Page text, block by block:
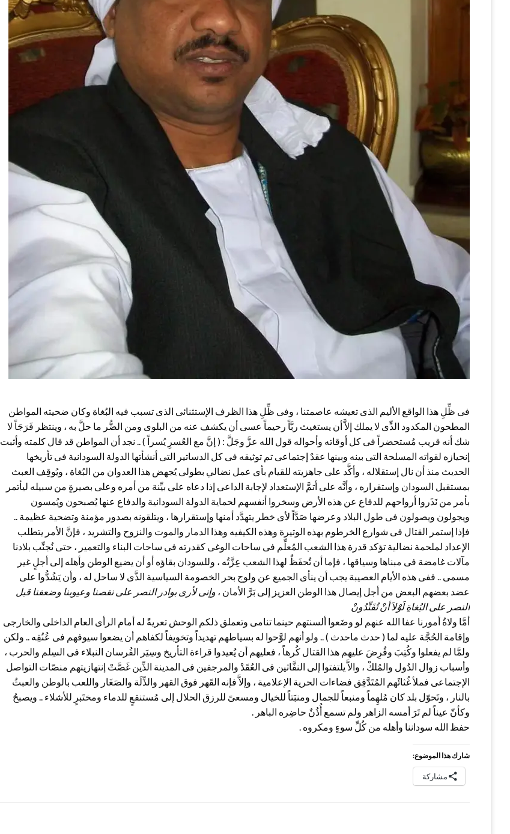
فى ظِّلِ هذا الواقع الأليم الذى تعيشه عاصمتنا ، وفى ظِّلِ هذا الظرف الإستثنائى الذى تسبب فيه البُغاة وكان ضحيته المواطن
المطحون المكدود الذِّى لا يملك إلاَّ أن يستغيث ربَّاً رحيماً عسى أن يكشف عنه من البلوى ومن الضُّر ما حلَّ به ، وينتظر فَرَجَاً لا
شك أنه قريب مُستحضراً فى كل أوقاته وأحواله قول الله عزَّ وجَلَّ : ( إنَّ مع العُسرِ يُسراً ) .. نجد أن المواطن قد قال كلمته وأثبت
إنحيازه لقواته المسلحة التى بينه وبينها عقدٌ إجتماعى تم توثيقه فى كل الدساتير التى أنشأتها الدولة السودانية فى تأريخها
الحديث منذ أن نال إستقلاله ، وأكَّد على جاهزيته للقيام بأى عمل نضالي بطولى يُجهض هذا العدوان من البُغاة ، ويُوقِف العبث
بمستقبل السودان وإستقراره ، وأنَّه على أتمَّ الإستعداد لإجابة الداعى إذا دعاه على بيِّنة من أمره وعلى بصيرةٍ من سبيله ليأتمر
بأمر من نَذَروا أرواحهم للدفاع عن هذه الأرض وسخروا أنفسهم لحماية الدولة السودانية والدفاع عنها يُصبحون ويُمسون
ويجولون ويصولون فى طول البلاد وعرضها صَدَّاً لأى خطر يتهدَّد أمنها وإستقرارها ، ويتلقونه بصدور مؤمنة وتضحية عظيمة ..
فإذا إستمر القتال فى شوارع الخرطوم بهذه الوتيرة وهذه الكيفيه وهذا الدمار والموت والنزوح والتشريد ، فإنَّ الأمر يتطلب
الإعداد لملحمة نضالية تؤكد قدرة هذا الشعب المُعلِّم فى ساحات الوغى كقدرته فى ساحات البناء والتعمير ، حتى نُجنِّب بلادنا
مآلات غامضة فى مبناها وسياقها ، فإما أن تُحفَظٌ لهذا الشعب عِزَّتُه ، وللسودان بقاؤه أو أن يضيع الوطن وأهله إلى أجلٍ غير
مسمى .. ففى هذه الأيام العصيبة يجب أن ينأى الجميع عن ولوج بحر الخصومة السياسية الذَّى لا ساحل له ، وأن يَشُدُّوا على
عضد بعضهم البعض من أجل إيصال هذا الوطن العزيز إلى بَرَّ الأمان ، وإنى لأرى بوادر النصر على نقصنا وعيوبنا وضعفنا قبل
النصر على البُغاةِ لَوْلاَ أنْ تُفَنِّدُونْ
أمَّا ولاةُ أمورنا عفا الله عنهم لو وضَعوا ألسنتهم حينما تنامى وتعملق ذلكم الوحش تعريةً له أمام الرأى العام الداخلى والخارجى
وإقامة الحُجَّة عليه لما ( حدث ماحدث ) .. ولو أنهم لوَّحوا له بسياطهم تهديداً وتخويفاً لكفاهم أن يضعوا سيوفهم فى عُنُقِه .. ولكن
ولمَّا لم يفعلوا وكُتِبَ وفُرِضَ عليهم هذا القتال كُرهاً ، فعليهم أن يُعيدوا قراءة التأريخ وسِيَر الفُرسان النبلاء فى السِلم والحرب ،
وأسباب زوال الدُول والمُلكْ ، والاَّ يلتفتوا إلى النفَّاثين فى العُقَدْ والمرجفين فى المدينة الذِّين غَصَّتْ إنتهازيتهم منصّات التواصل
الإجتماعى فملأ غُثائَهم المُتَدَّفِق فضاءات الحرية الإعلامية ، وإلاَّ فإنه القَهر فوق القهر والذِّلَة والصَغَار واللعب بالوطن والعبثُ
بالنار ، وتَحوّل بلد كان مُلهِماً ومنبعاً للجمال ومنبَتاً للخيال ومسعىً للرزق الحلال إلى مُستنقعٍ للدماء ومختَبرٍ للأشلاء .. ويصبحُ
وكأنّ عيناً لم تَرَ أمسه الزاهر ولم تسمع أُذُنٌ حاضِره الباهر .
حفظ الله سوداننا وأهله من كُلِّ سوءٍ ومكروه .
شارك هذا الموضوع:
مشاركة